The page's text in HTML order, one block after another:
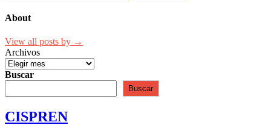
About
View all posts by →
Archivos
Buscar
Buscar
CISPREN